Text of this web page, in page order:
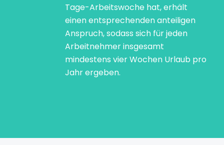
Tage-Arbeitswoche hat, erhält
einen entsprechenden anteiligen
Anspruch, sodass sich für jeden
Arbeitnehmer insgesamt
mindestens vier Wochen Urlaub pro
Jahr ergeben.